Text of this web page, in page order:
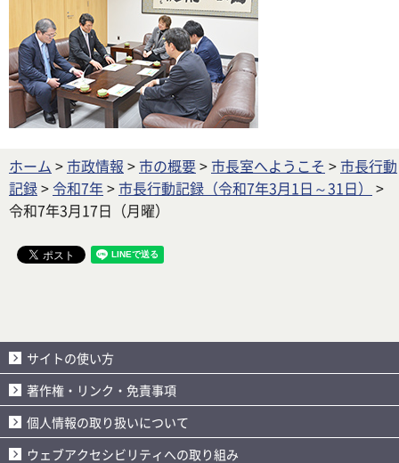
ホーム >市政情報 >市の概要>市長室へようこそ >市長行動
記録>令和7年>市長行動記録（令和7年3月1日～31日）
>
令和7年3月17日（月曜）
サイトの使い方
著作権・リンク・免責事項
個人情報の取り扱いについて
ウェブアクセシビリティへの取り組み